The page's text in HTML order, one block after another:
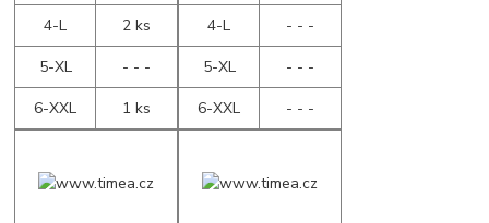
4-L
2 ks
5-XL
- - -
6-XXL
1 ks
4-L
- - -
5-XL
- - -
6-XXL
- - -